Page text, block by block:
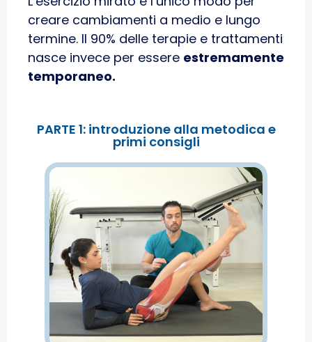
creare cambiamenti a medio e lungo
termine. Il 90% delle terapie e trattamenti
nasce invece per essere estremamente
temporaneo.
PARTE 1: introduzione alla metodica e
primi consigli